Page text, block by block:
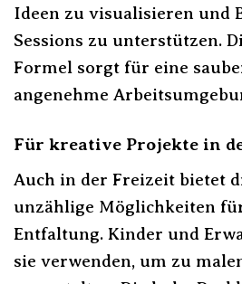
Ideen zu visualisieren und
Sessions zu unterstützen.
Formel sorgt für eine
angenehme
Für kreative Projekte in
Auch in der Freizeit bietet
unzählige Möglichkeiten
Entfaltung. Kinder und
sie verwenden, um zu